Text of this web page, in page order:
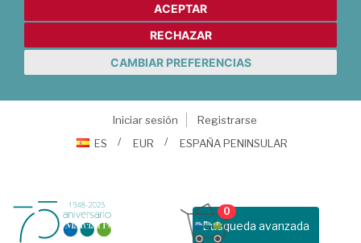
ACEPTAR
RECHAZAR
CAMBIAR PREFERENCIAS
Iniciar sesión
Registrarse
ES
EUR ESPAÑA PENINSULAR
Busqueda avanzada
0